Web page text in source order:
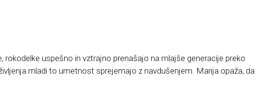
rokodelke uspešno in vztrajno prenašajo na mlajše generacije preko
mladi to umetnost sprejemajo z navdušenjem. Marija opaža, da